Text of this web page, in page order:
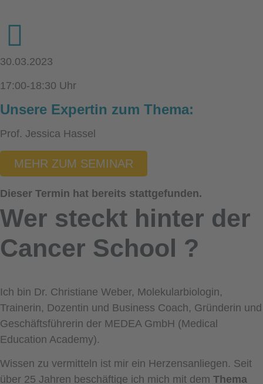
30.03.2023
17:00-18:30 Uhr
Unsere Expertin zum Thema:
Prof. Jessica Hassel
MEHR ZUM SEMINAR
Dieser Termin hat bereits stattgefunden.
Wer steckt hinter der
Cancer School ?
Ich bin Dr. Christiane Weber, Molekularbiologin,
Trainerin, Dozentin und Business Coach, Gründerin und
Geschäftsführerin der MEDEA GmbH (Medical
Education Academy).
Wissen zu vermitteln ist mir ein Herzensanliegen. Seit
über 25 Jahren beschäftige ich mich mit dem Thema